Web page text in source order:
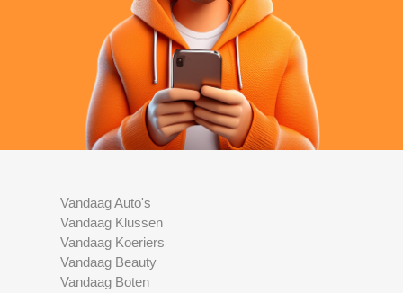
Vandaag Auto's
Vandaag Klussen
Vandaag Koeriers
Vandaag Beauty
Vandaag Boten